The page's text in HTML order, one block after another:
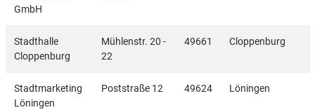
GmbH
Stadthalle
Cloppenburg
Mühlenstr. 20 -
22
49661 Cloppenburg
Stadtmarketing
Löningen
Poststraße 12 49624 Löningen